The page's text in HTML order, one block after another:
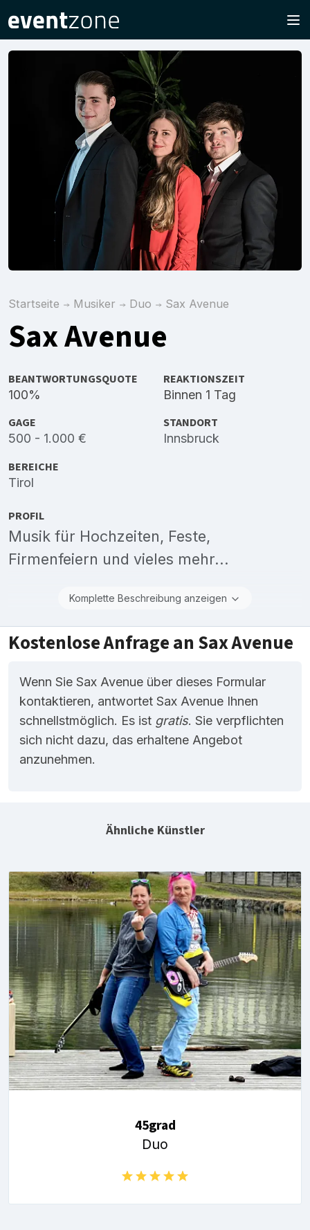
Startseite Musiker Duo Sax Avenue
Sax Avenue
BEANTWORTUNGSQUOTE
100%
REAKTIONSZEIT
Binnen 1 Tag
GAGE
500 - 1.000 €
STANDORT
Innsbruck
BEREICHE
Tirol
PROFIL
Musik für Hochzeiten, Feste,
Firmenfeiern und vieles mehr...
Komplette Beschreibung anzeigen
Kostenlose Anfrage an Sax Avenue
Wenn Sie Sax Avenue über dieses Formular
kontaktieren, antwortet Sax Avenue Ihnen
schnellstmöglich. Es ist gratis. Sie verpflichten
sich nicht dazu, das erhaltene Angebot
anzunehmen.
Ähnliche Künstler
45grad
Duo